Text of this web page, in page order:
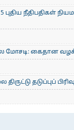
நீதிபதிகள்
மோசடி: கைதான
தடுப்புப்